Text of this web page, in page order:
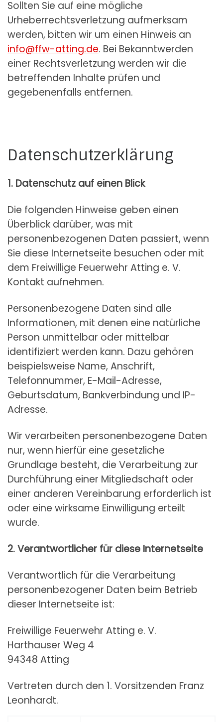
Sollten Sie auf eine mögliche
Urheberrechtsverletzung aufmerksam
werden, bitten wir um einen Hinweis an
info@ffw-atting.de. Bei Bekanntwerden
einer Rechtsverletzung werden wir die
betreffenden Inhalte prüfen und
gegebenenfalls entfernen.
Datenschutzerklärung
1. Datenschutz auf einen Blick
Die folgenden Hinweise geben einen
Überblick darüber, was mit
personenbezogenen Daten passiert, wenn
Sie diese Internetseite besuchen oder mit
dem Freiwillige Feuerwehr Atting e. V.
Kontakt aufnehmen.
Personenbezogene Daten sind alle
Informationen, mit denen eine natürliche
Person unmittelbar oder mittelbar
identifiziert werden kann. Dazu gehören
beispielsweise Name, Anschrift,
Telefonnummer, E-Mail-Adresse,
Geburtsdatum, Bankverbindung und IP-
Adresse.
Wir verarbeiten personenbezogene Daten
nur, wenn hierfür eine gesetzliche
Grundlage besteht, die Verarbeitung zur
Durchführung einer Mitgliedschaft oder
einer anderen Vereinbarung erforderlich ist
oder eine wirksame Einwilligung erteilt
wurde.
2. Verantwortlicher für diese Internetseite
Verantwortlich für die Verarbeitung
personenbezogener Daten beim Betrieb
dieser Internetseite ist:
Freiwillige Feuerwehr Atting e. V.
Harthauser Weg 4
94348 Atting
Vertreten durch den 1. Vorsitzenden Franz
Leonhardt.